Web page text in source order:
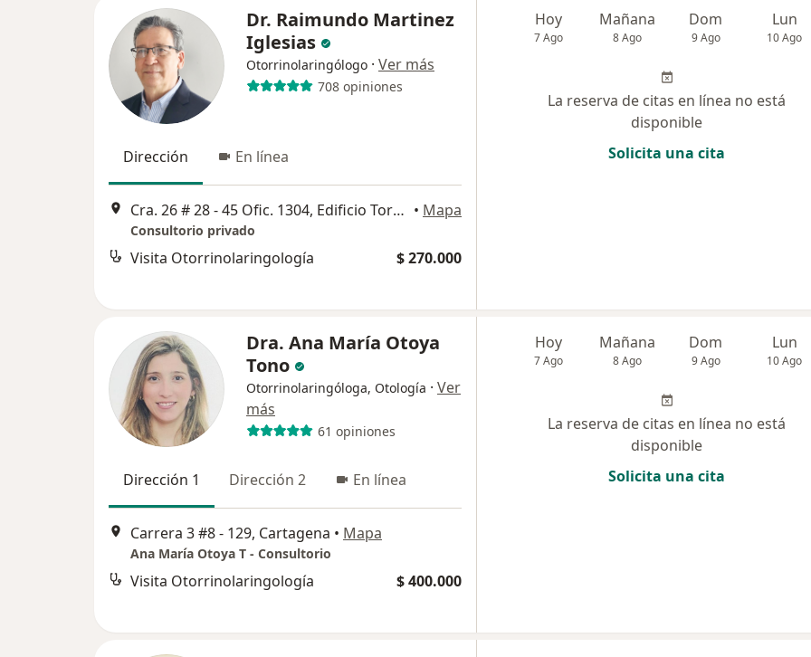
Dr. Raimundo Martinez
Iglesias
Otorrinolaringólogo · Ver más
708 opiniones
Dirección En línea
Cra. 26 # 28 - 45 Ofic. 1304, Edificio Torre del Puerto Barrio Manga, Cartagena • Mapa
Consultorio privado
Visita Otorrinolaringología $ 270.000
Hoy
7 Ago
Mañana
8 Ago
Dom
9 Ago
Lun
10 Ago
La reserva de citas en línea no está
disponible
Solicita una cita
Dra. Ana María Otoya
Tono
Otorrinolaringóloga, Otología · Ver
más
61 opiniones
Dirección 1 Dirección 2 En línea
Carrera 3 #8 - 129, Cartagena • Mapa
Ana María Otoya T - Consultorio
Visita Otorrinolaringología $ 400.000
Hoy
7 Ago
Mañana
8 Ago
Dom
9 Ago
Lun
10 Ago
La reserva de citas en línea no está
disponible
Solicita una cita